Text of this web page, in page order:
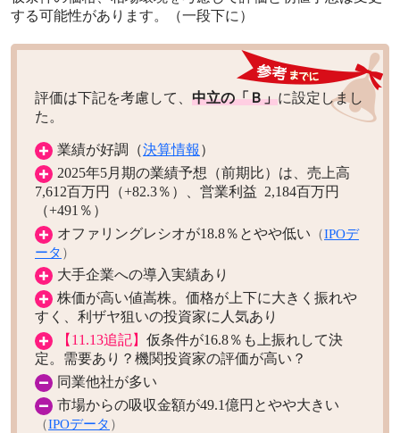
する可能性があります。（一段下に）
評価は下記を考慮して、 中立の「Ｂ」に設定しまし
た。
業績が好調（決算情報 ）
2025年5月期の業績予想（前期比）は、売上高
7,612百万円（+82.3％）、営業利益 2,184百万円
（+491％）
オファリングレシオが18.8％とやや低い （IPOデ
ータ ）
大手企業への導入実績あり
株価が高い値嵩株。価格が上下に大きく振れや
すく、利ザヤ狙いの投資家に人気あり
【11.13追記】 仮条件が16.8％も上振れして決
定。需要あり？機関投資家の評価が高い？
同業他社が多い
市場からの吸収金額が49.1億円とやや大きい
（IPOデータ ）